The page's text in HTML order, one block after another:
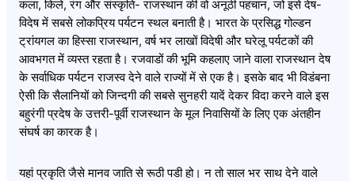
कला, किले, रंग और संस्कृति- राजस्थान की वो अनूठी पहचान, जो इसे देष-
विदेष में सबसे लोकप्रिय पर्यटन स्थल बनाती है। भारत के प्रसिद्ध गोल्डन
ट्रांयगल का हिस्सा राजस्थान, वर्ष भर लाखों विदेषी और घरेलू पर्यटकों की
आवभगत में व्यस्त रहता है। रजवाडों की भूमि कहलाए जाने वाला राजस्थान देष
के सर्वाधिक पर्यटन राजस्व देने वाले राज्यों में से एक है। इसके बाद भी विडंबना
ऐसी कि सैलानियों को जिन्दगी की सबसे सुनहरी यादें देकर विदा करने वाले इस
बहुरंगी प्रदेष के उत्तरी-पूर्वी राजस्थान के मूल निवासियों के लिए एक अंतहीन
संघर्ष का कारक है।
यहां प्रकृति जैसे मानव जाति से रूठी पडी हो। न तो साल भर साथ देने वाले